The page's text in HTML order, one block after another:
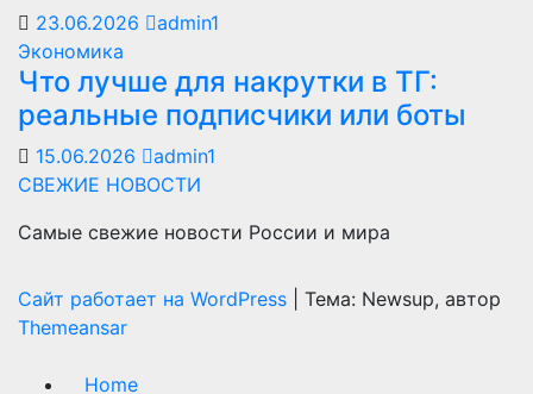
23.06.2026
admin1
Экономика
Что лучше для накрутки в ТГ:
реальные подписчики или боты
15.06.2026
admin1
СВЕЖИЕ НОВОСТИ
Самые свежие новости России и мира
Сайт работает на WordPress
Тема: Newsup, автор
Themeansar
Home